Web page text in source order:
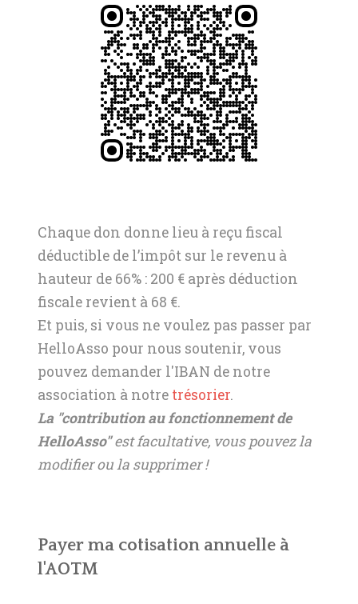
Chaque don donne lieu à reçu fiscal
déductible de l’impôt sur le revenu à
hauteur de 66% : 200 € après déduction
fiscale revient à 68 €.
Et puis, si vous ne voulez pas passer par
HelloAsso pour nous soutenir, vous
pouvez demander l'IBAN de notre
association à notre trésorier.
La "contribution au fonctionnement de
HelloAsso"est facultative, vous pouvez la
modifier ou la supprimer !
Payer ma cotisation annuelle à
l'AOTM